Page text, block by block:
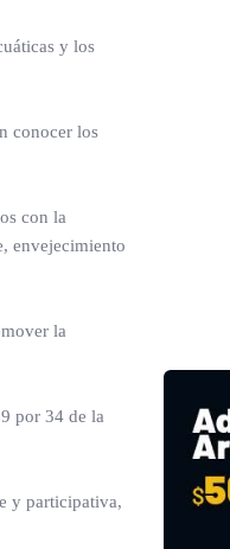
y los
conocer los
con la
envejecimiento
la
por 34 de la
y participativa,